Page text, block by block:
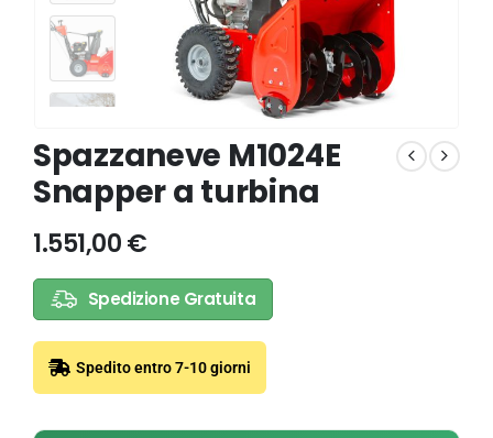
Spazzaneve M1024E
Snapper a turbina
1.551,00€
Spedizione Gratuita
Spedito entro 7-10 giorni